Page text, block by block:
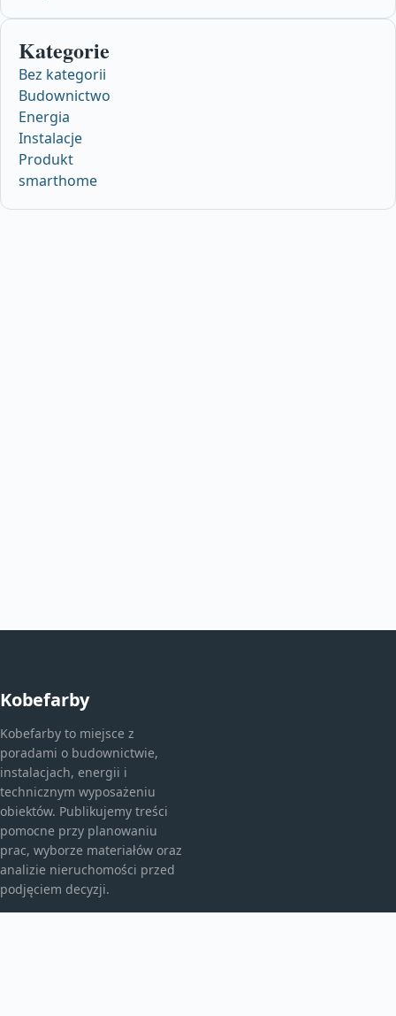
Kategorie
Bez kategorii
Budownictwo
Energia
Instalacje
Produkt
smarthome
Kobefarby
Kobefarby to miejsce z
poradami o budownictwie,
instalacjach, energii i
technicznym wyposażeniu
obiektów. Publikujemy treści
pomocne przy planowaniu
prac, wyborze materiałów oraz
analizie nieruchomości przed
podjęciem decyzji.